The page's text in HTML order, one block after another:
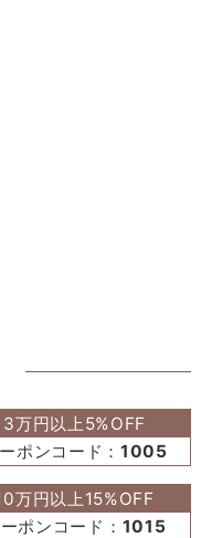
3万円以上5%OFF
ポンコード：1005
万円以上15%OFF
ポンコード： 1015